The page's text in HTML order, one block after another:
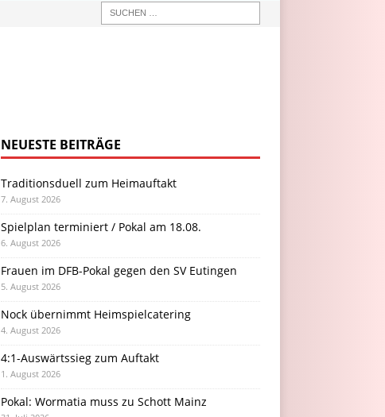
NEUESTE BEITRÄGE
Traditionsduell zum Heimauftakt
7. August 2026
Spielplan terminiert / Pokal am 18.08.
6. August 2026
Frauen im DFB-Pokal gegen den SV Eutingen
5. August 2026
Nock übernimmt Heimspielcatering
4. August 2026
4:1-Auswärtssieg zum Auftakt
1. August 2026
Pokal: Wormatia muss zu Schott Mainz